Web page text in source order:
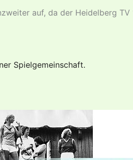
auf, da der Heidelberg
Spielgemeinschaft.